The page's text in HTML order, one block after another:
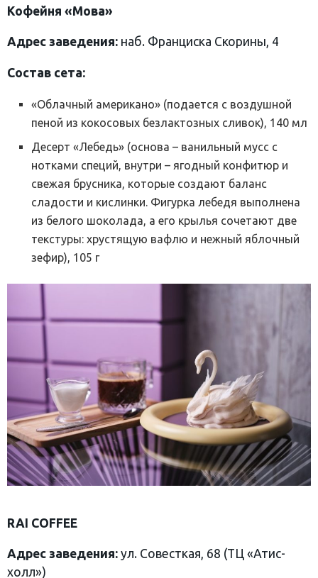
Кофейня «Мова»
Адрес заведения: наб. Франциска Скорины, 4
Состав сета:
«Облачный американо» (подается с воздушной
пеной из кокосовых безлактозных сливок), 140 мл
Десерт «Лебедь» (основа – ванильный мусс с
нотками специй, внутри – ягодный конфитюр и
свежая брусника, которые создают баланс
сладости и кислинки. Фигурка лебедя выполнена
из белого шоколада, а его крылья сочетают две
текстуры: хрустящую вафлю и нежный яблочный
зефир), 105 г
RAI COFFEE
Адрес заведения: ул. Совесткая, 68 (ТЦ «Атис-
холл»)